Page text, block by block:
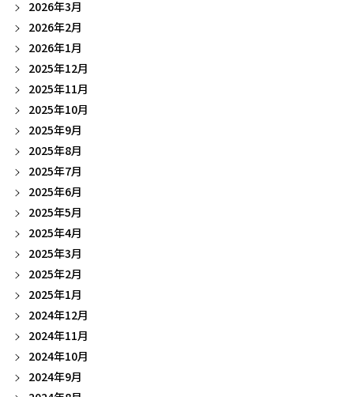
2026年3月
2026年2月
2026年1月
2025年12月
2025年11月
2025年10月
2025年9月
2025年8月
2025年7月
2025年6月
2025年5月
2025年4月
2025年3月
2025年2月
2025年1月
2024年12月
2024年11月
2024年10月
2024年9月